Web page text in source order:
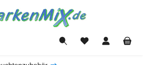
Du hast 0 Produkte